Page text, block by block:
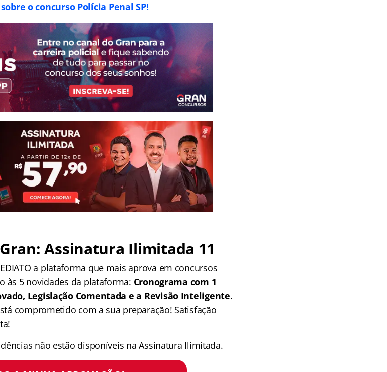
o concurso Polícia Penal SP!
Assinatura Ilimitada 11
a plataforma que mais aprova em concursos
às 5 novidades da plataforma: Cronograma com 1
Legislação Comentada e a Revisão Inteligente.
comprometido com a sua preparação! Satisfação
não estão disponíveis na Assinatura Ilimitada.